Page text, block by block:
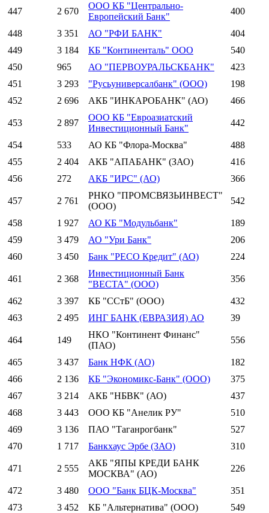
447 2 670
ООО КБ "Центрально-
Европейский Банк"
400
448 3 351 АО "РФИ БАНК"
404
449
3 184 КБ "Континенталь" ООО
540
450
965 АО "ПЕРВОУРАЛЬСКБАНК"
423
451
3 293 "Русьуниверсалбанк" (ООО)
198
452
2 696 АКБ "ИНКАРОБАНК" (АО) 466
453 2 897
ООО КБ "Евроазиатский
Инвестиционный Банк"
442
454 533 АО КБ "Флора-Москва"
488
455
2 404 АКБ "АПАБАНК" (ЗАО)
416
456
272 АКБ "ИРС" (АО) 366
457 2 761
РНКО "ПРОМСВЯЗЬИНВЕСТ"
(ООО)
542
458 1 927 АО КБ "Модульбанк"
189
459
3 479 АО "Ури Банк"
206
460
3 450 Банк "РЕСО Кредит" (АО) 224
461 2 368
Инвестиционный Банк
"ВЕСТА" (ООО)
356
462 3 397 КБ "ССтБ" (ООО)
432
463
2 495 ИНГ БАНК (ЕВРАЗИЯ) АО 39
464 149
НКО "Континент Финанс"
(ПАО)
556
465 3 437 Банк НФК (АО)
182
466
2 136 КБ "Экономикс-Банк" (ООО)
375
467
3 214 АКБ "НБВК" (АО)
437
468
3 443 ООО КБ "Анелик РУ"
510
469
3 136 ПАО "Таганрогбанк"
527
470
1 717 Банкхаус Эрбе (ЗАО) 310
471 2 555
АКБ "ЯПЫ КРЕДИ БАНК
МОСКВА" (АО)
226
472 3 480 ООО "Банк БЦК-Москва"
351
473
3 452 КБ "Альтернатива" (ООО) 549